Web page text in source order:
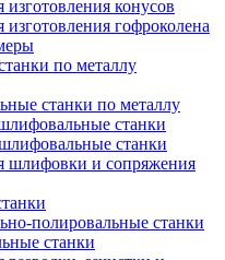
изготовления конусов
изготовления гофроколена
по металлу
станки по металлу
станки
станки
шлифовки и сопряжения
полировальные станки
станки